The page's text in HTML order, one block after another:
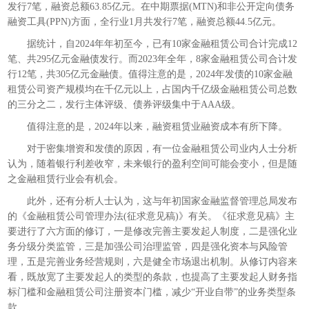
发行7笔，融资总额63.85亿元。在中期票据(MTN)和非公开定向债务
融资工具(PPN)方面，全行业1月共发行7笔，融资总额44.5亿元。
据统计，自2024年年初至今，已有10家金融租赁公司合计完成12
笔、共295亿元金融债发行。而2023年全年，8家金融租赁公司合计发
行12笔，共305亿元金融债。值得注意的是，2024年发债的10家金融
租赁公司资产规模均在千亿元以上，占国内千亿级金融租赁公司总数
的三分之二，发行主体评级、债券评级集中于AAA级。
值得注意的是，2024年以来，融资租赁业融资成本有所下降。
对于密集增资和发债的原因，有一位金融租赁公司业内人士分析
认为，随着银行利差收窄，未来银行的盈利空间可能会变小，但是随
之金融租赁行业会有机会。
此外，还有分析人士认为，这与年初国家金融监督管理总局发布
的《金融租赁公司管理办法(征求意见稿)》有关。《征求意见稿》主
要进行了六方面的修订，一是修改完善主要发起人制度，二是强化业
务分级分类监管，三是加强公司治理监管，四是强化资本与风险管
理，五是完善业务经营规则，六是健全市场退出机制。从修订内容来
看，既放宽了主要发起人的类型的条款，也提高了主要发起人财务指
标门槛和金融租赁公司注册资本门槛，减少“开业自带”的业务类型条